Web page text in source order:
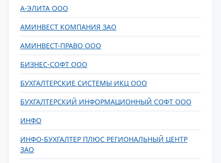
А-ЭЛИТА ООО
АМИНВЕСТ КОМПАНИЯ ЗАО
АМИНВЕСТ-ПРАВО ООО
БИЗНЕС-СОФТ ООО
БУХГАЛТЕРСКИЕ СИСТЕМЫ ИКЦ ООО
БУХГАЛТЕРСКИЙ ИНФОРМАЦИОННЫЙ СОФТ ООО
ИНФО
ИНФО-БУХГАЛТЕР ПЛЮС РЕГИОНАЛЬНЫЙ ЦЕНТР
ЗАО